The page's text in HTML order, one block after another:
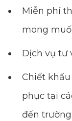
Miễn phí
mong
Dịch vụ tư
Chiết
phục tại
đến trường